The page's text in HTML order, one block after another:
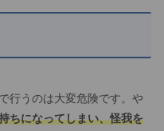
行うのは大変危険です。や
ちになってしまい、怪我を